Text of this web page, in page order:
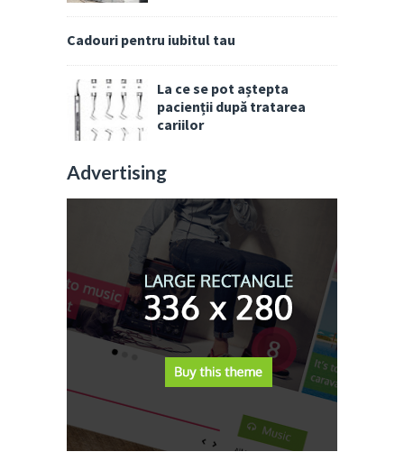
Cadouri pentru iubitul tau
La ce se pot aștepta
pacienții după tratarea
cariilor
Advertising